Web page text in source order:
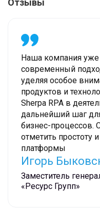
Отзывы
Наша компания уже
современный
уделяя особое
продуктов и
Sherpa RPA в
дальнейший шаг
бизнес-процессов.
отметить простоту
платформы
Игорь
Заместитель
«Ресурс Групп»